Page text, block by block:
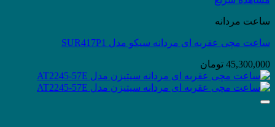
ساعت مردانه
ساعت مچی عقربه ای مردانه سیکو مدل SUR417P1
45,300,000 تومان